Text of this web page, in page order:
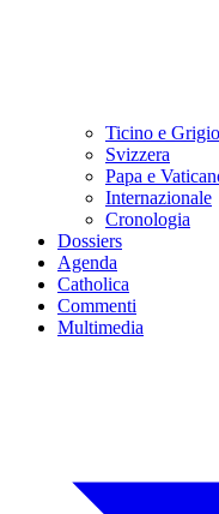
Ticino e
Svizzera
Papa e
Internazionale
Cronologia
Dossiers
Agenda
Catholica
Commenti
Multimedia